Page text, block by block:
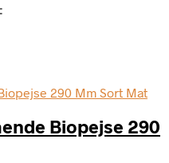
Biopejse 290